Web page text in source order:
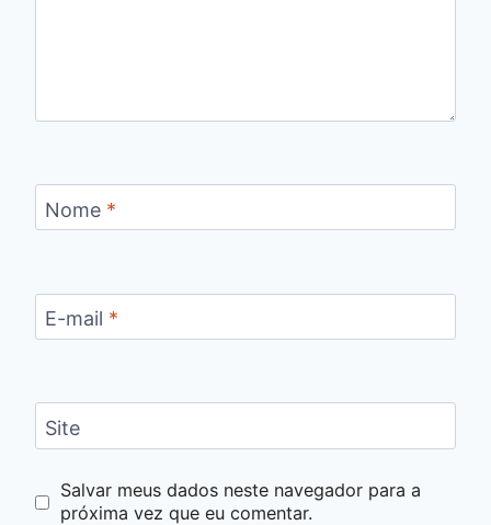
Nome *
E-mail *
Site
Salvar meus dados neste navegador para a
próxima vez que eu comentar.